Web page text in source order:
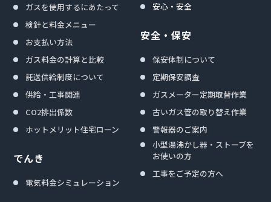
ガスを使用するにあたって
検針と料金メニュー
お支払い方法
ガス料金の計算と比較
託送供給制度について
供給・工事関連
CO2排出係数
ホットメリット住宅ローン
でんき
電気料金シミュレーション
安心・安全
安全・保安
保安体制について
定期保安調査
ガスメーター定期取替作業
古いガス管の取り替え作業
警報器のご案内
小型湯沸かし器・ストーブを
お使いの方
工事をご予定の方へ